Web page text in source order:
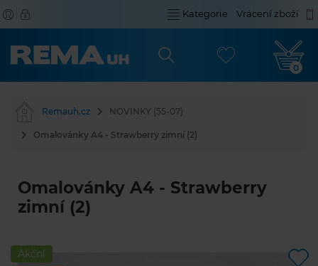
Kategorie Vrácení zboží
0
Remauh.cz NOVINKY (55-07)
Omalovánky A4 - Strawberry zimní (2)
Omalovánky A4 - Strawberry
zimní (2)
Akční